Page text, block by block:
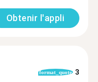
Obtenir l'appli
format_quote 3